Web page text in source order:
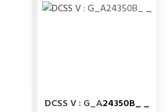
DCSS V : G_A24350B_ _